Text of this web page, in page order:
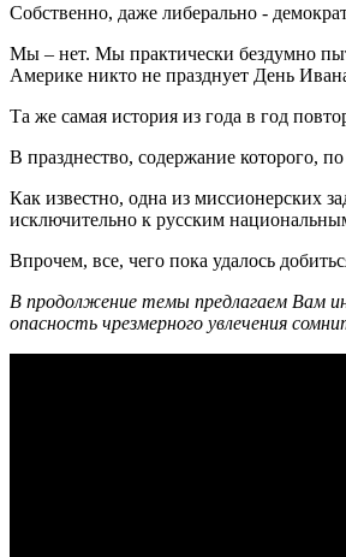
Собственно, даже либерально -
Мы – нет. Мы практически бездумно
Америке никто не празднует День
Та же самая история из года в год
В празднество, содержание которого,
Как известно, одна из миссионерских
исключительно к русским
Впрочем, все, чего пока удалось
В продолжение темы предлагаем Вам
опасность чрезмерного увлечения